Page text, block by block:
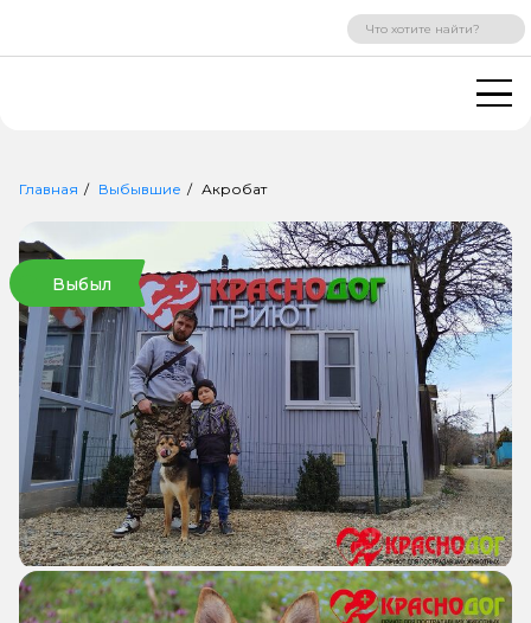
ВХОД РЕГИСТРАЦИЯ
Главная Выбывшие Акробат
Выбыл